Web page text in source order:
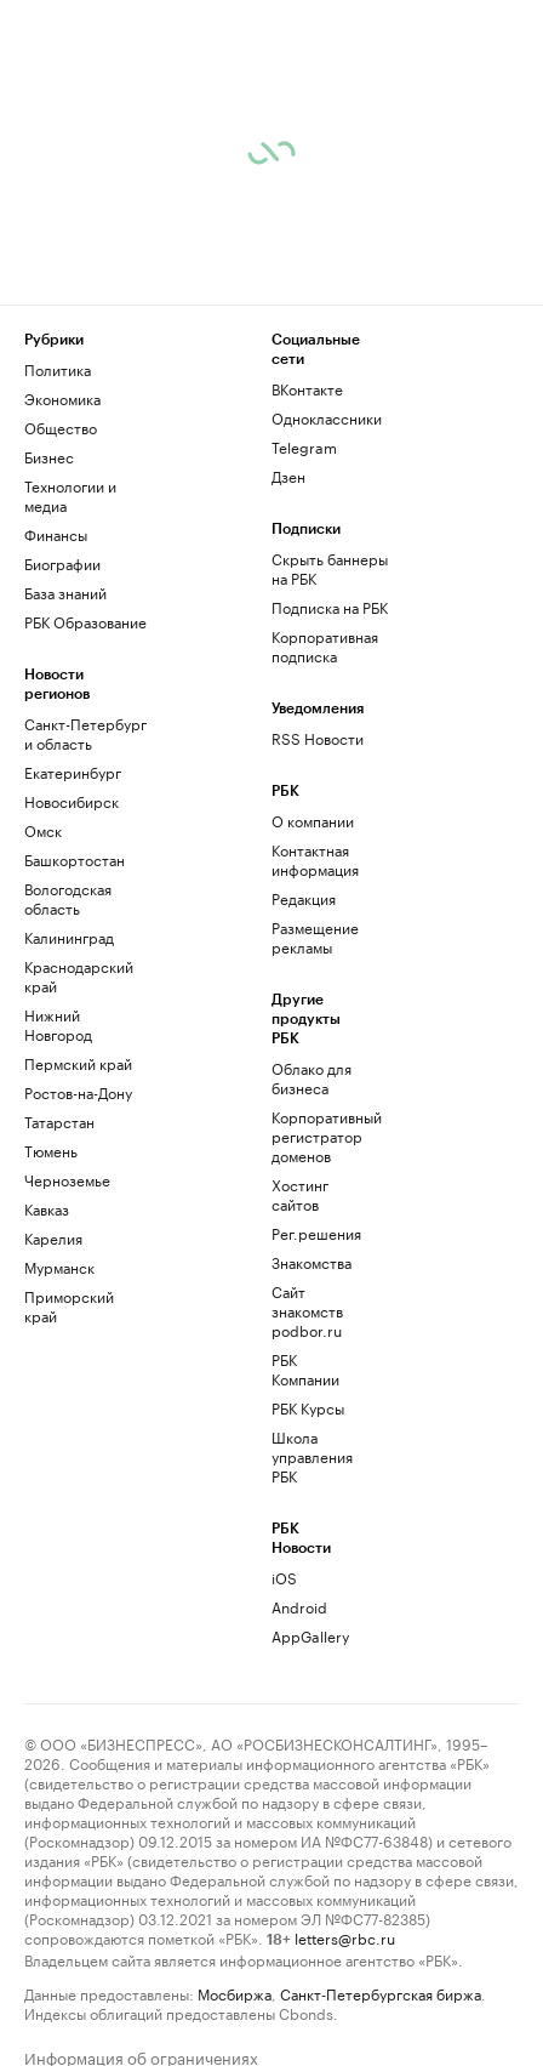
Рубрики
Политика
Экономика
Общество
Бизнес
Технологии и
медиа
Финансы
Биографии
База знаний
РБК Образование
Новости
регионов
Санкт-Петербург
и область
Екатеринбург
Новосибирск
Омск
Башкортостан
Вологодская
область
Калининград
Краснодарский
край
Нижний
Новгород
Пермский край
Ростов-на-Дону
Татарстан
Тюмень
Черноземье
Кавказ
Карелия
Мурманск
Приморский
край
Социальные
сети
ВКонтакте
Одноклассники
Telegram
Дзен
Подписки
Скрыть баннеры
на РБК
Подписка на РБК
Корпоративная
подписка
Уведомления
RSS Новости
РБК
О компании
Контактная
информация
Редакция
Размещение
рекламы
Другие
продукты
РБК
Облако для
бизнеса
Корпоративный
регистратор
доменов
Хостинг
сайтов
Рег.решения
Знакомства
Сайт
знакомств
podbor.ru
РБК
Компании
РБК Курсы
Школа
управления
РБК
РБК
Новости
iOS
Android
AppGallery
© ООО «БИЗНЕСПРЕСС», АО «РОСБИЗНЕСКОНСАЛТИНГ», 1995–
2026. Сообщения и материалы информационного агентства «РБК»
(свидетельство о регистрации средства массовой информации
выдано Федеральной службой по надзору в сфере связи,
информационных технологий и массовых коммуникаций
(Роскомнадзор) 09.12.2015 за номером ИА №ФС77-63848) и сетевого
издания «РБК» (свидетельство о регистрации средства массовой
информации выдано Федеральной службой по надзору в сфере связи,
информационных технологий и массовых коммуникаций
(Роскомнадзор) 03.12.2021 за номером ЭЛ №ФС77-82385)
сопровождаются пометкой «РБК».
18+ letters@rbc.ru
Владельцем сайта является информационное агентство «РБК».
Данные предоставлены: Мосбиржа Санкт-Петербургская биржа
Индексы облигаций предоставлены Cbonds.
Информация об ограничениях